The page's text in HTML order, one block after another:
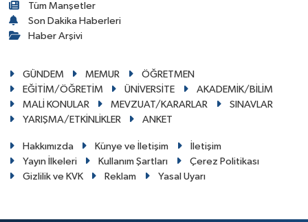
Tüm Manşetler
Son Dakika Haberleri
Haber Arşivi
GÜNDEM MEMUR
ÖĞRETMEN
EĞİTİM/ÖĞRETİM
ÜNİVERSİTE
AKADEMİK/BİLİM
MALİ KONULAR
MEVZUAT/KARARLAR
SINAVLAR
YARIŞMA/ETKİNLİKLER
ANKET
Hakkımızda Künye ve İletişim
İletişim
Yayın İlkeleri
Kullanım Şartları
Çerez Politikası
Gizlilik ve KVK
Reklam Yasal Uyarı